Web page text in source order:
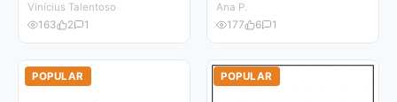
Vinícius Talentoso
163
2 1
Ana P.
177
6 1
POPULAR POPULAR